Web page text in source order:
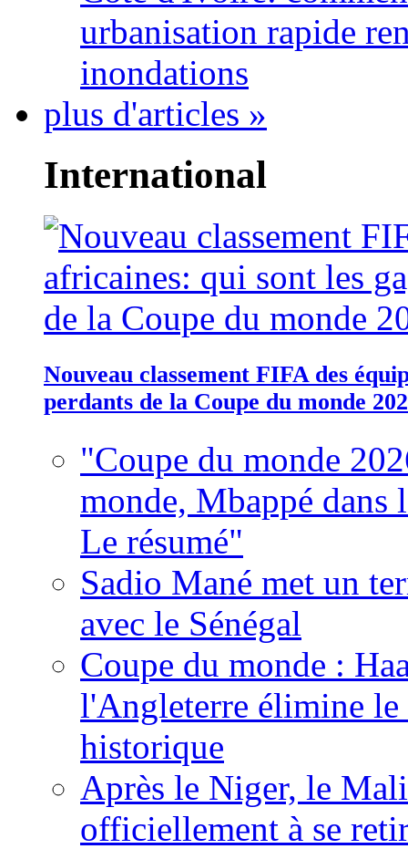
urbanisation rapide
inondations
plus d'articles »
International
Nouveau classement FIFA des
perdants de la Coupe du monde
"Coupe du monde
monde, Mbappé dans
Le résumé"
Sadio Mané met un
avec le Sénégal
Coupe du monde :
l'Angleterre élimine
historique
Après le Niger, le
officiellement à se